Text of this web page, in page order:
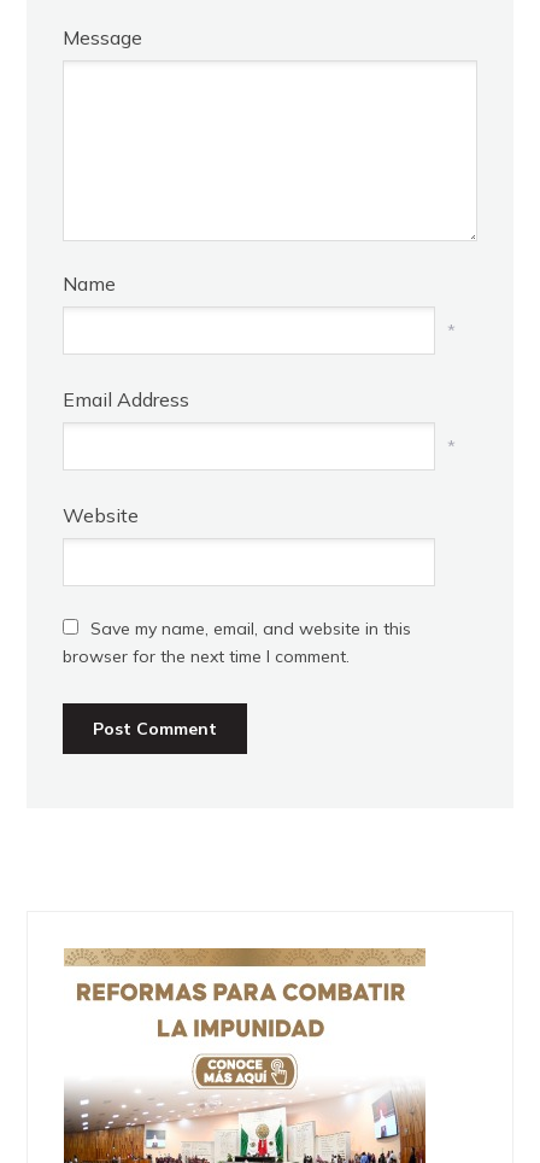
Message
Name
*
Email Address
*
Website
Save my name, email, and website in this
browser for the next time I comment.